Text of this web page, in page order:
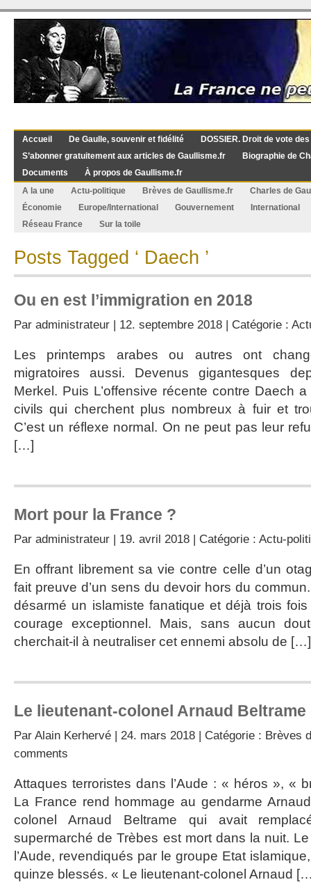
Accueil De Gaulle, souvenir et fidélité
DOSSIER. Droit de vote
S’abonner gratuitement aux articles de Gaullisme.fr
Biographie de
Documents
À propos de Gaullisme.fr
A la une
Actu-politique Brèves de Gaullisme.fr
Charles de
Économie
Europe/International Gouvernement
International
Réseau France
Sur la toile
Posts Tagged ‘ Daech ’
Ou en est l’immigration en 2018
Par administrateur | 12. septembre 2018 | Catégorie :
Les printemps arabes ou autres ont
migratoires aussi. Devenus gigantesques
Merkel. Puis L’offensive récente contre Daech
civils qui cherchent plus nombreux à fuir et
C’est un réflexe normal. On ne peut pas leur
[…]
Mort pour la France ?
Par administrateur | 19. avril 2018 | Catégorie : Actu-
En offrant librement sa vie contre celle d’un
fait preuve d’un sens du devoir hors du
désarmé un islamiste fanatique et déjà trois
courage exceptionnel. Mais, sans aucun
cherchait-il à neutraliser cet ennemi absolu de […]
Le lieutenant-colonel Arnaud
Par Alain Kerhervé | 24. mars 2018 | Catégorie : Brèves
comments
Attaques terroristes dans l’Aude : « héros », «
La France rend hommage au gendarme
colonel Arnaud Beltrame qui avait
supermarché de Trèbes est mort dans la nuit.
l’Aude, revendiqués par le groupe Etat
quinze blessés. « Le lieutenant-colonel Arnaud